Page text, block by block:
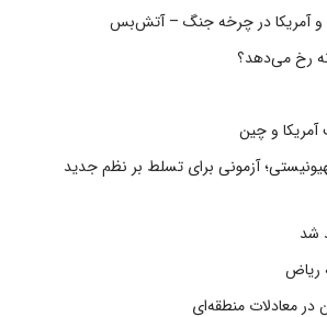
و آمریکا در چرخه جنگ – آتش‌بس
رخ می‌دهد؟
آمریکا و چین
آزمونی برای تسلط بر نظم جدید
شد
ریاض
در معادلات منطقه‌ای